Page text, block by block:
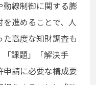
動線制御に関する膨
進めることで、人
高度な知財調査も
課題」「解決手
請に必要な構成要